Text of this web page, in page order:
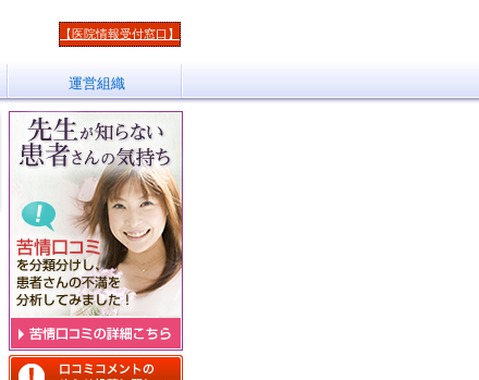
【医院情報受付窓口】
運営組織